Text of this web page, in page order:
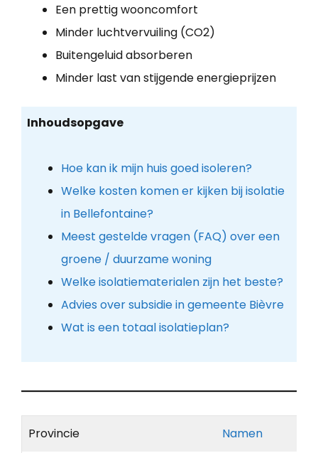
Een prettig wooncomfort
Minder luchtvervuiling (CO2)
Buitengeluid absorberen
Minder last van stijgende energieprijzen
Inhoudsopgave
Hoe kan ik mijn huis goed isoleren?
Welke kosten komen er kijken bij isolatie
in Bellefontaine?
Meest gestelde vragen (FAQ) over een
groene / duurzame woning
Welke isolatiematerialen zijn het beste?
Advies over subsidie in gemeente Bièvre
Wat is een totaal isolatieplan?
Provincie Namen